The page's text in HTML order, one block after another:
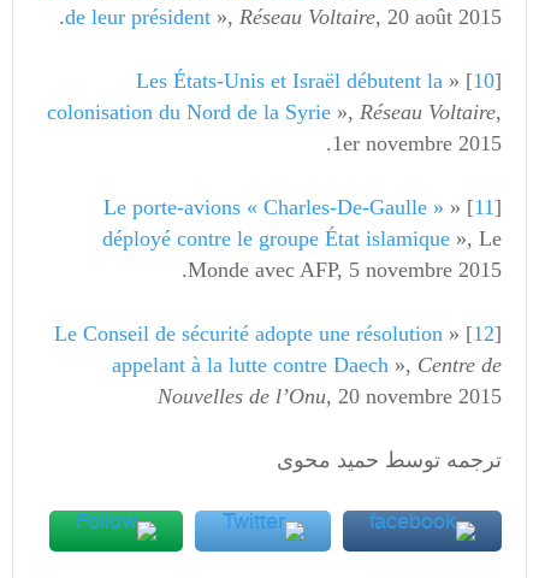
de leur président », Réseau Voltaire, 20 août 2015.
[
10
] «
Les États-Unis et Israël débutent la
colonisation du Nord de la Syrie », Réseau Voltaire,
1er novembre 2015.
[
11
] «
Le porte-avions « Charles-De-Gaulle »
déployé contre le groupe État islamique », Le
Monde avec AFP, 5 novembre 2015.
[
12
] «
Le Conseil de sécurité adopte une résolution
appelant à la lutte contre Daech », Centre de
Nouvelles de l’Onu, 20 novembre 2015
ترجمه توسط حمید محوی